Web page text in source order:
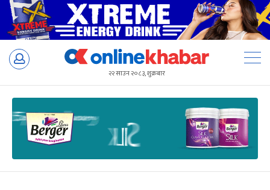
Skip
२२ साउन २०८३, शुक्रबार